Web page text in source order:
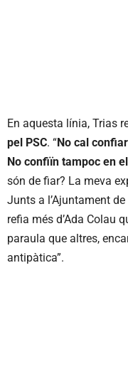
En aquesta línia, Trias
pel PSC. “No cal
No confiïn tampoc en
són de fiar? La meva
Junts a l’Ajuntament
refia més d’Ada Colau
paraula que altres,
antipàtica”.